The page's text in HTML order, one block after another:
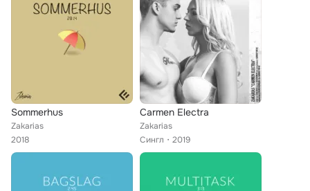
Sommerhus
Zakarias
2018
Carmen Electra
Zakarias
Сингл
2019